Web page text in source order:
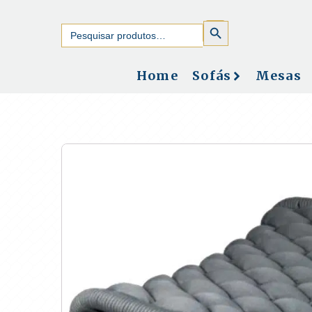
Search
for:
SEARCH
BUTTON
Home Sofás Mesas